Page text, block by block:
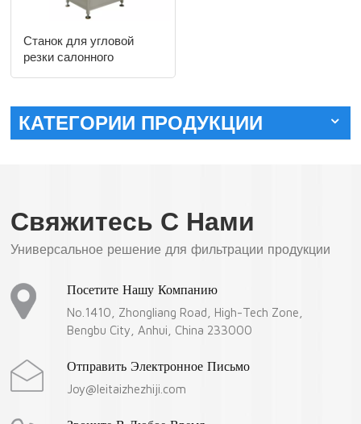
Станок для угловой
резки салонного
КАТЕГОРИИ ПРОДУКЦИИ
Свяжитесь С Нами
Универсальное решение для фильтрации продукции
Посетите Нашу Компанию
No.1410, Zhongliang Road, High-Tech Zone,
Bengbu City, Anhui, China 233000
Отправить Электронное Письмо
Joy@leitaizhezhiji.com